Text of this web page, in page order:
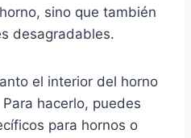
sino que también
desagradables.
el interior del horno
hacerlo, puedes
para hornos o